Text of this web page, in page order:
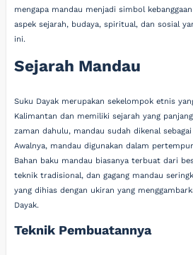
mengapa mandau menjadi simbol
aspek sejarah, budaya, spiritual, dan sosial
ini.
Sejarah Mandau
Suku Dayak merupakan sekelompok etnis
Kalimantan dan memiliki sejarah yang
zaman dahulu, mandau sudah dikenal
Awalnya, mandau digunakan dalam
Bahan baku mandau biasanya terbuat dari
teknik tradisional, dan gagang mandau
yang dihias dengan ukiran yang
Dayak.
Teknik Pembuatannya